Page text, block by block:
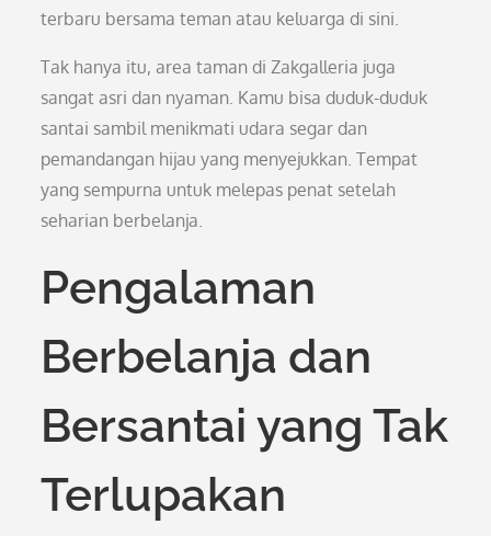
terbaru bersama teman atau keluarga di sini.
Tak hanya itu, area taman di Zakgalleria juga
sangat asri dan nyaman. Kamu bisa duduk-duduk
santai sambil menikmati udara segar dan
pemandangan hijau yang menyejukkan. Tempat
yang sempurna untuk melepas penat setelah
seharian berbelanja.
Pengalaman
Berbelanja dan
Bersantai yang Tak
Terlupakan